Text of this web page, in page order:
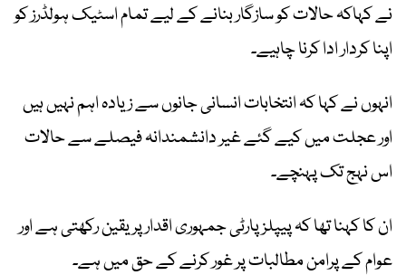
نے کہاکہ حالات کو سازگار بنانے کے لیے تمام اسٹیک ہولڈرز کو
اپنا کردار ادا کرنا چاہیے۔
انہوں نے کہا کہ انتخابات انسانی جانوں سے زیادہ اہم نہیں ہیں
اور عجلت میں کیے گئے غیر دانشمندانہ فیصلے سے حالات
اس نہج تک پہنچے۔
ان کا کہنا تھا کہ پیپلز پارٹی جمہوری اقدار پر یقین رکھتی ہے اور
عوام کے پرامن مطالبات پر غور کرنے کے حق میں ہے۔